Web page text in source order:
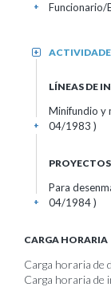
+
+
LÍNEAS DE
Minifundio y
04/1983 )
+
Para
04/1984 )
+
CARGA HORARIA
Carga horaria de
Carga horaria de